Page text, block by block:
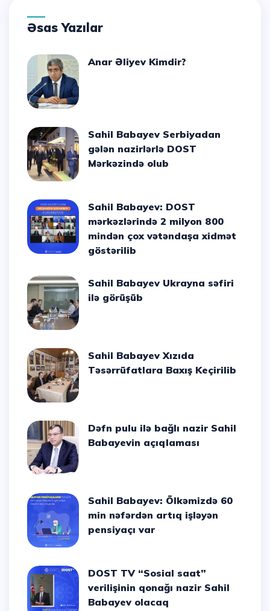
Əsas Yazılar
Anar Əliyev Kimdir?
Sahil Babayev Serbiyadan
gələn nazirlərlə DOST
Mərkəzində olub
Sahil Babayev: DOST
mərkəzlərində 2 milyon 800
mindən çox vətəndaşa xidmət
göstərilib
Sahil Babayev Ukrayna səfiri
ilə görüşüb
Sahil Babayev Xızıda
Təsərrüfatlara Baxış Keçirilib
Dəfn pulu ilə bağlı nazir Sahil
Babayevin açıqlaması
Sahil Babayev: Ölkəmizdə 60
min nəfərdən artıq işləyən
pensiyaçı var
DOST TV “Sosial saat”
verilişinin qonağı nazir Sahil
Babayev olacaq